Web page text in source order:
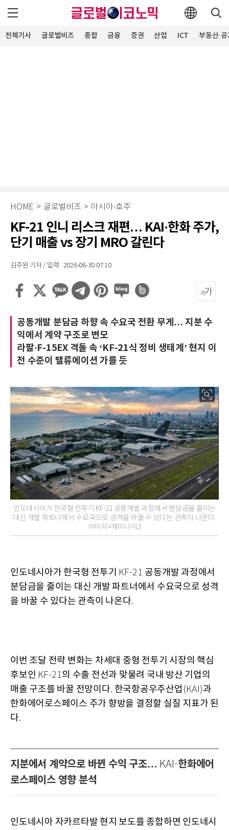
전체기사 글로벌비즈 종합 금융 증권 산업 ICT 부동산·
HOME > 글로벌비즈 > 아시아·호주
KF-21 인니 리스크 재편… KAI·한화 주가,
단기 매출 vs 장기 MRO 갈린다
김주원 기자 / 입력 : 2026-06-30 07:10
공동개발 분담금 하향 속 수요국 전환 무게… 지분 수
익에서 계약 구조로 변모
라팔·F-15EX 격돌 속 ‘KF-21식 정비 생태계’ 현지 이
전 수준이 밸류에이션 가를 듯
인도네시아가 한국형 전투기 KF-21 공동개발 과정에서 분담금을 줄이는
대신 개발 파트너에서 수요국으로 성격을 바꿀 수 있다는 관측이 나온다.
이미지=제미나이3
인도네시아가 한국형 전투기 KF-21 공동개발 과정에서
분담금을 줄이는 대신 개발 파트너에서 수요국으로 성격
을 바꿀 수 있다는 관측이 나온다.
이번 조달 전략 변화는 차세대 중형 전투기 시장의 핵심
후보인 KF-21의 수출 전선과 맞물려 국내 방산 기업의
매출 구조를 바꿀 전망이다. 한국항공우주산업 (KAI)과
한화에어로스페이스 주가 향방을 결정할 실질 지표가 된
다.
지분에서 계약으로 바뀐 수익 구조… KAI·한화에어
로스페이스 영향 분석
인도네시아 자카르타발 현지 보도를 종합하면 인도네시